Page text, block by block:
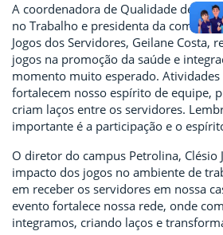
A coordenadora de Qualidade de
no Trabalho e presidenta da
Jogos dos Servidores, Geilane Costa,
jogos na promoção da saúde e
momento muito esperado. Atividades
fortalecem nosso espírito de equipe,
criam laços entre os servidores.
importante é a participação e o
O diretor do campus Petrolina, Clésio
impacto dos jogos no ambiente de
em receber os servidores em nossa
evento fortalece nossa rede, onde
integramos, criando laços e